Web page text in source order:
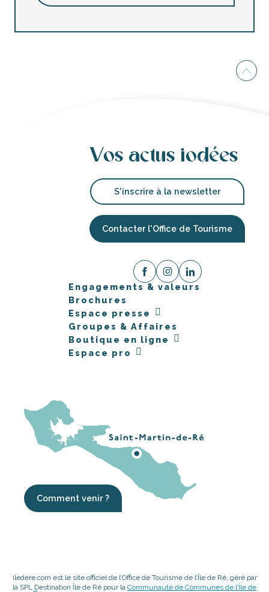
Vos actus iodées
S'inscrire à la newsletter
Contacter l'Office de Tourisme
Engagements & valeurs
Brochures
Espace presse
Groupes & Affaires
Boutique en ligne
Espace pro
Comment venir ?
iledere.com est le site officiel de l’Office de Tourisme de l’Île de Ré, géré par
la SPL Destination Île de Ré pour la Communauté de Communes de l’Île de